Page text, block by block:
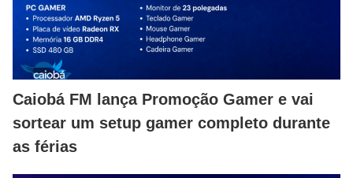
Caiobá FM lança Promoção Gamer e vai
sortear um setup gamer completo durante
as férias